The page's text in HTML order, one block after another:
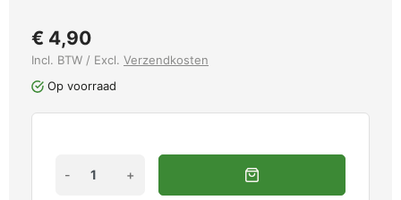
€ 4,90
Incl. BTW / Excl. Verzendkosten
Op voorraad
- +